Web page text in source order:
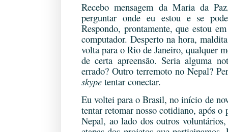
Recebo mensagem da Maria da
perguntar onde eu estou e se
Respondo, prontamente, que estou
computador. Desperto na hora,
volta para o Rio de Janeiro, qualquer
de certa apreensão. Seria alguma
errado? Outro terremoto no Nepal?
skype tentar conectar.
Eu voltei para o Brasil, no início de
tentar retomar nosso cotidiano, após
Nepal, ao lado dos outros